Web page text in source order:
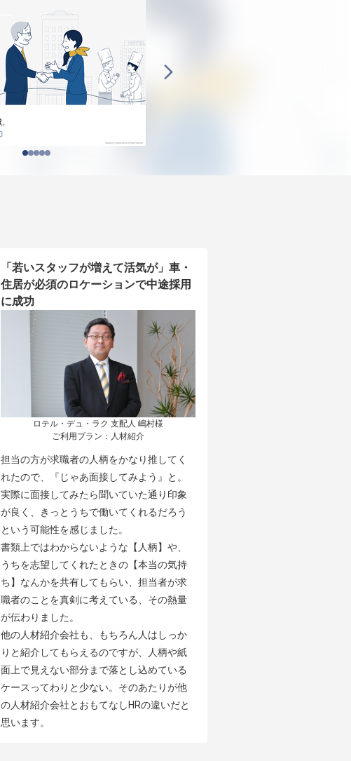
「若いスタッフが増えて活気が」車・
住居が必須のロケーションで中途採用
に成功
ロテル・デュ・ラク 支配人 嶋村様
ご利用プラン：人材紹介
担当の方が求職者の人柄をかなり推してく
れたので、『じゃあ面接してみよう』と。
実際に面接してみたら聞いていた通り印象
が良く、きっとうちで働いてくれるだろう
という可能性を感じました。
書類上ではわからないような【人柄】や、
うちを志望してくれたときの【本当の気持
ち】なんかを共有してもらい、担当者が求
職者のことを真剣に考えている、その熱量
が伝わりました。
他の人材紹介会社も、もちろん人はしっか
りと紹介してもらえるのですが、人柄や紙
面上で見えない部分まで落とし込めている
ケースってわりと少ない。そのあたりが他
の人材紹介会社とおもてなしHRの違いだと
思います。